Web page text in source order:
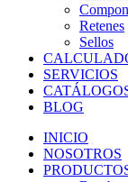
Retenes
Sellos
SERVICIOS
BLOG
INICIO
NOSOTROS